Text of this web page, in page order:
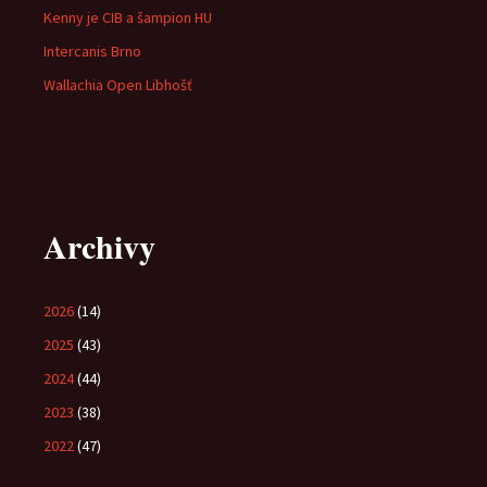
Kenny je CIB a šampion HU
Intercanis Brno
Wallachia Open Libhošť
Archivy
2026(14)
2025 (43)
2024(44)
2023 (38)
2022(47)